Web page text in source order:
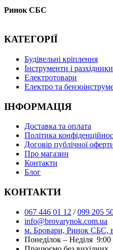
Ринок СБС
КАТЕГОРІЇ
Будівельні кріплення
Інструменти і разхідники
Електротовари
Електро та
ІНФОРМАЦІЯ
Доставка та оплата
Політика
Договір публічної
Про магазин
Контакти
Блог
КОНТАКТИ
067 446 01 12 /099 205
info@brovarynok.com.ua
м. Бровари, Ринок СБС,
Понеділок – Неділя 9:00